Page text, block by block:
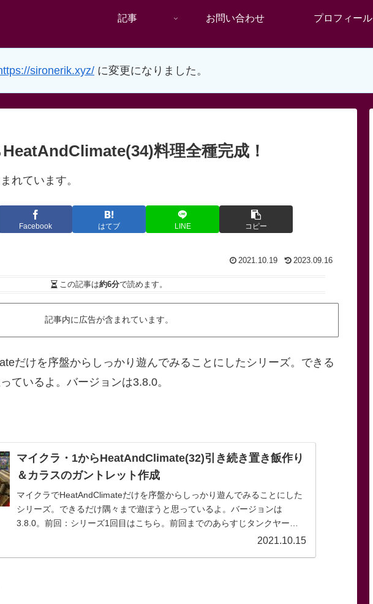
記事 お問い合わせ プロフィール
sironerik.xyz/ に変更になりました。
料理全種完成！
れています。
Facebook はてブ LINE コピー
2021.10.19 2023.09.16
この記事は約6分で読めます。
記事内に広告が含まれています。
だけを序盤からしっかり遊んでみることにしたシリーズ。できる
ているよ。バージョンは3.8.0。
マイクラ・1からHeatAndClimate(32)引き続き置き飯作り
＆カラスのガントレット作成
マイクラでHeatAndClimateだけを序盤からしっかり遊んでみることにした
シリーズ。できるだけ隅々まで遊ぼうと思っているよ。バージョンは
3.8.0。前回：シリーズ1回目はこちら。前回までのあらすじタンクヤード
2021.10.15